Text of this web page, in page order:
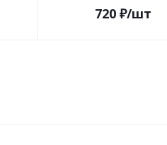
720 ₽/шт